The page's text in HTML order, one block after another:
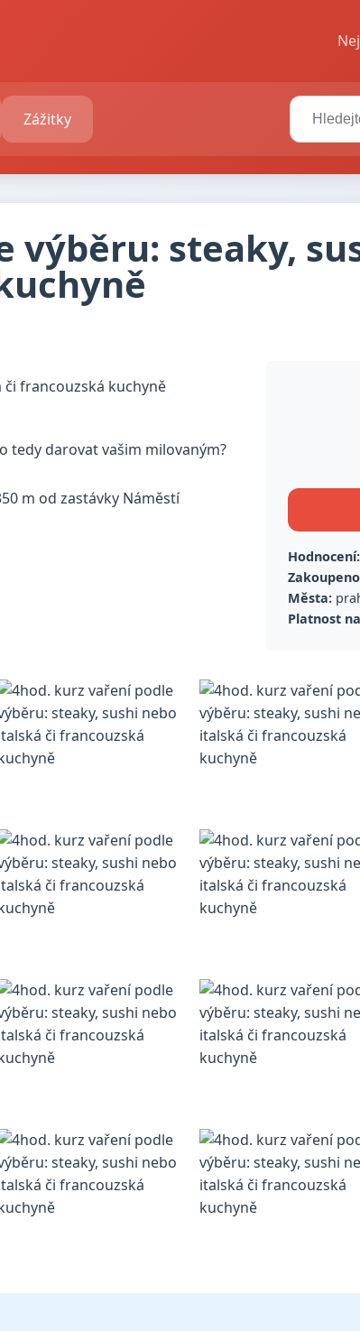
Zážitky
výběru: steaky,
tedy darovat vašim milovaným?
m od zastávky Náměstí
Hodnocení:
Města:
Platnost